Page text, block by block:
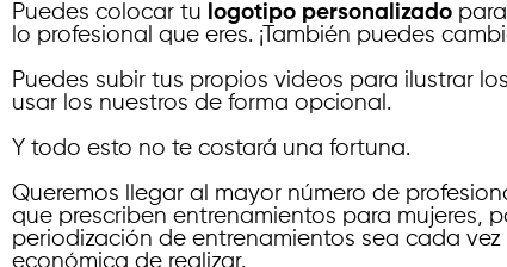
Puedes colocar tu logotipo personalizado
lo profesional que eres. ¡También puedes
Puedes subir tus propios videos para ilustrar
usar los nuestros de forma opcional.
Y todo esto no te costará una fortuna.
Queremos llegar al mayor número de
que prescriben entrenamientos para mujeres,
periodización de entrenamientos sea cada vez
económica de realizar.